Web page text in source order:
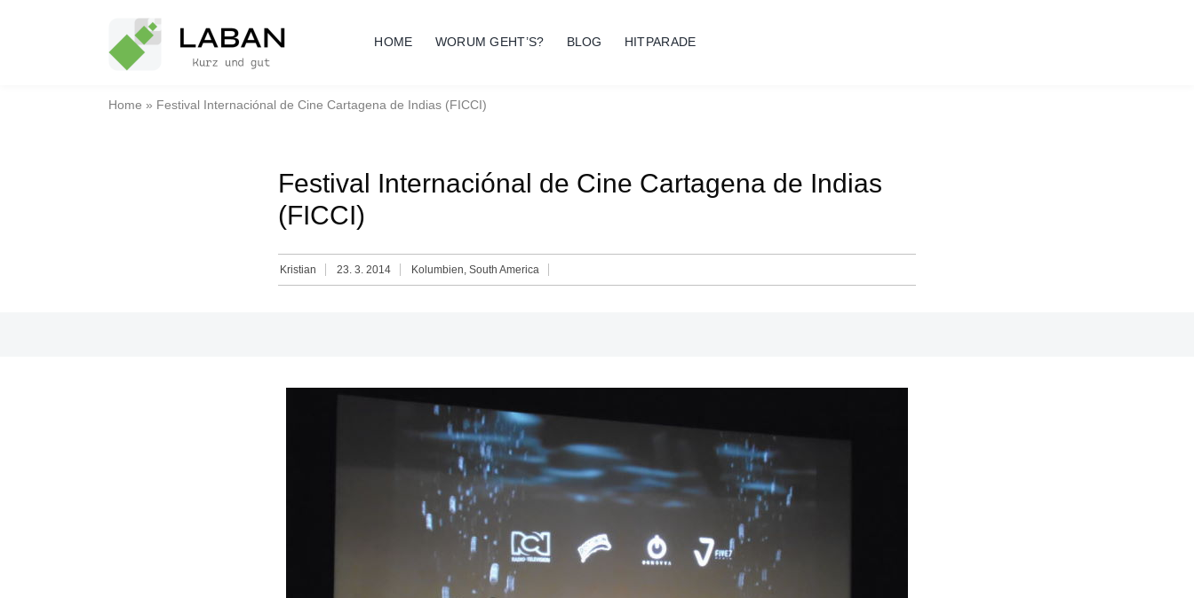
HOME WORUM GEHT’S? BLOG HITPARADE
Home » Festival Internaciónal de Cine Cartagena de Indias (FICCI)
Festival Internaciónal de Cine Cartagena de Indias
(FICCI)
Kristian 23. 3. 2014 Kolumbien, South America